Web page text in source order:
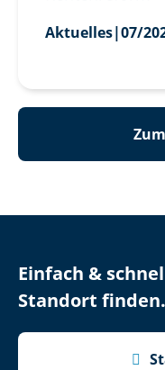
Aktuelles|07/
Einfach &
Standort finden.
